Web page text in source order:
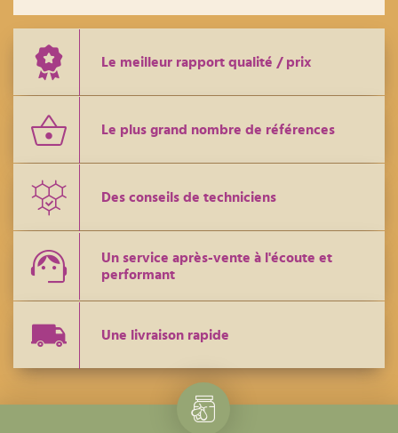
Le meilleur rapport qualité / prix
Le plus grand nombre de références
Des conseils de techniciens
Un service après-vente à l'écoute et
performant
Une livraison rapide